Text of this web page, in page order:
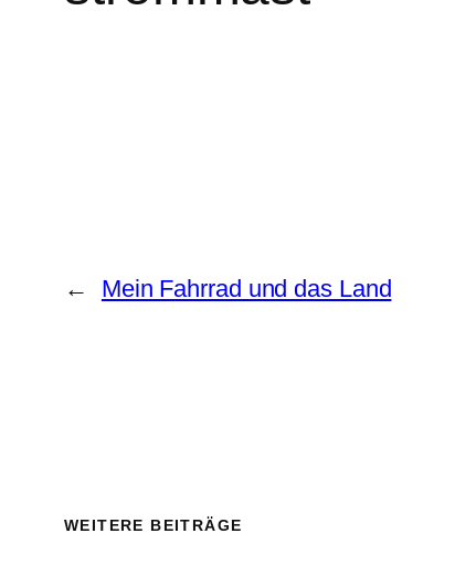
← Mein Fahrrad und das Land
WEITERE BEITRÄGE